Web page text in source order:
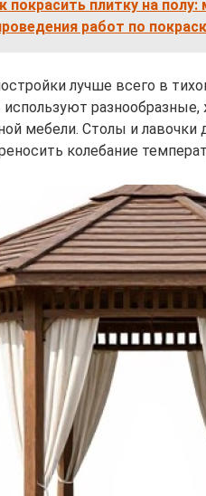
покрасить плитку на
работ по
лучше всего в
мебели. Столы и
колебание